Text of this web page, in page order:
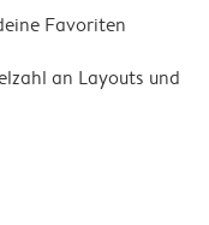
Favoriten
an Layouts und